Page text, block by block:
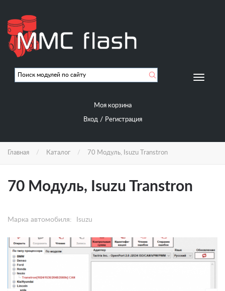
основному
содержанию
Моя корзина
Вход/ Регистрация
Главная Каталог 70 Модуль, Isuzu Transtron
70 Модуль, Isuzu Transtron
Марка автомобиля: Isuzu